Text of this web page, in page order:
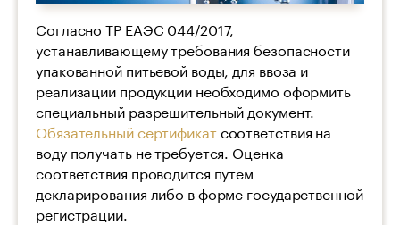
Согласно ТР ЕАЭС 044/2017,
устанавливающему требования безопасности
упакованной питьевой воды, для ввоза и
реализации продукции необходимо оформить
специальный разрешительный документ.
Обязательный сертификатсоответствия на
воду получать не требуется. Оценка
соответствия проводится путем
декларирования либо в форме государственной
регистрации.